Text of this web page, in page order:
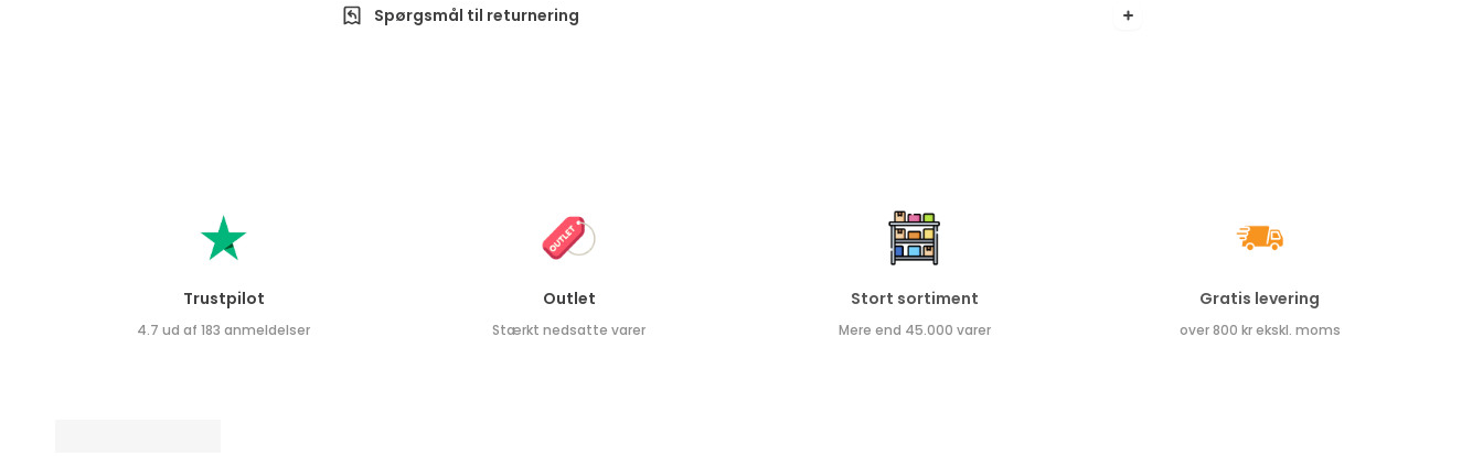
Spørgsmål til returnering
Trustpilot
4.7 ud af 183 anmeldelser
Outlet
Stærkt nedsatte varer
Stort sortiment
Mere end 45.000 varer
Gratis levering
over 800 kr ekskl. moms